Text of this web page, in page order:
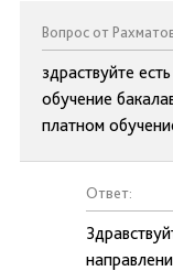
Вопрос от
здраствуйте
обучение
платном
Ответ: